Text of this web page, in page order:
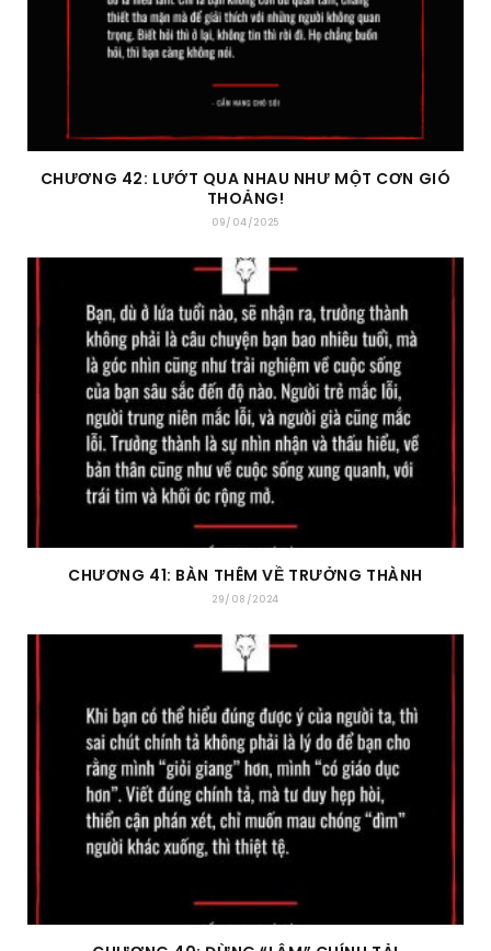
CHƯƠNG 42: LƯỚT QUA NHAU NHƯ MỘT CƠN GIÓ
THOẢNG!
09/04/2025
CHƯƠNG 41: BÀN THÊM VỀ TRƯỞNG THÀNH
29/08/2024